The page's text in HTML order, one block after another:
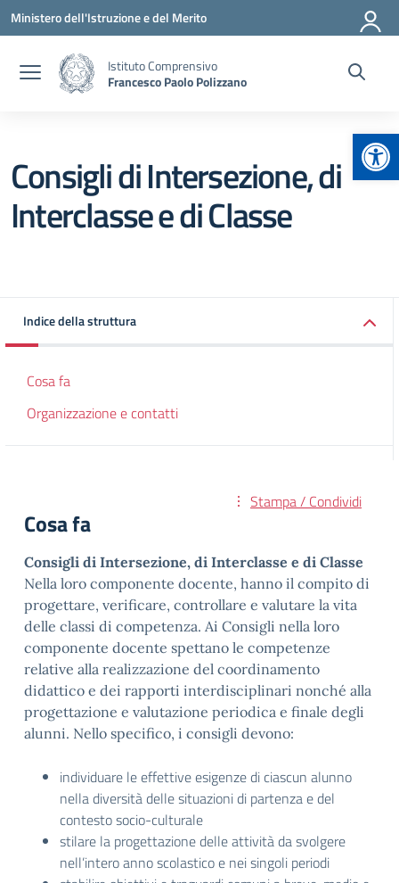
Vai ai contenuti
Vai al menu di navigazione
Vai al footer
Ministero dell'Istruzione e del Merito
Istituto Comprensivo
Francesco Paolo Polizzano
Consigli di Intersezione, di
Interclasse e di Classe
Indice della struttura
Cosa fa
Organizzazione e contatti
Stampa / Condividi
Cosa fa
Consigli di Intersezione, di Interclasse e di Classe
Nella loro componente docente, hanno il compito di
progettare, verificare, controllare e valutare la vita
delle classi di competenza. Ai Consigli nella loro
componente docente spettano le competenze
relative alla realizzazione del coordinamento
didattico e dei rapporti interdisciplinari nonché alla
progettazione e valutazione periodica e finale degli
alunni. Nello specifico, i consigli devono:
individuare le effettive esigenze di ciascun alunno
nella diversità delle situazioni di partenza e del
contesto socio-culturale
stilare la progettazione delle attività da svolgere
nell’intero anno scolastico e nei singoli periodi